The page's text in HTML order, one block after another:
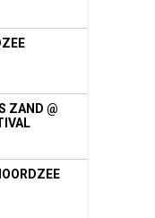
ZAND @